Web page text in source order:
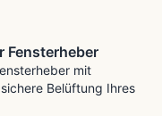
Fensterheber
mit
Belüftung Ihres